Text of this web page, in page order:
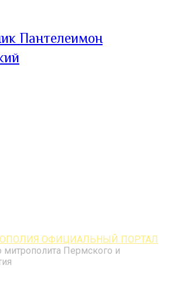
Пантелеимон
ОФИЦИАЛЬНЫЙ ПОРТАЛ
митрополита Пермского и